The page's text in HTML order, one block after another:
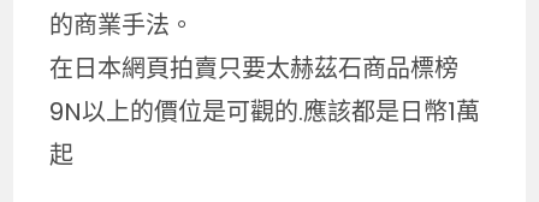
的商業手法。
在日本網頁拍賣只要太赫茲石商品標榜
9N以上的價位是可觀的.應該都是日幣1萬
起